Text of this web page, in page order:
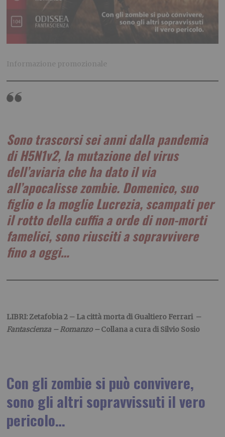
Informazione promozionale
Sono trascorsi sei anni dalla pandemia
di H5N1v2, la mutazione del virus
dell’aviaria che ha dato il via
all’apocalisse zombie. Domenico, suo
figlio e la moglie Lucrezia, scampati per
il rotto della cuffia a orde di non-morti
famelici, sono riusciti a sopravvivere
fino a oggi…
LIBRI: Zetafobia 2 – La città morta di Gualtiero Ferrari –
Fantascienza – Romanzo –Collana a cura di Silvio Sosio
Con gli zombie si può convivere,
sono gli altri sopravvissuti il vero
pericolo…